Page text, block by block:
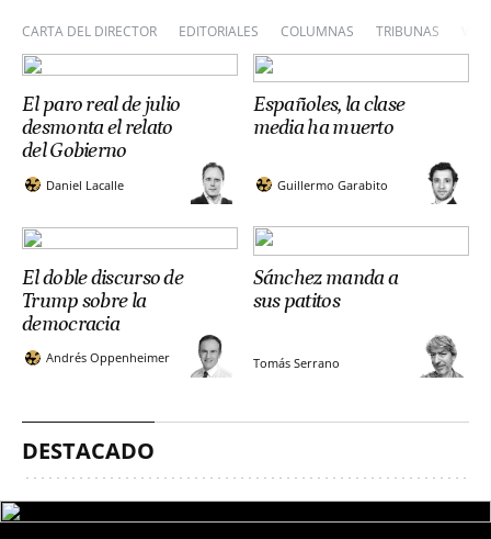
CARTA DEL DIRECTOR EDITORIALES COLUMNAS TRIBUNAS
El paro real de julio
desmonta el relato
del Gobierno
Daniel Lacalle
Españoles, la clase
media ha muerto
Guillermo Garabito
El doble discurso de
Trump sobre la
democracia
Andrés Oppenheimer
Sánchez manda a
sus patitos
Tomás Serrano
DESTACADO